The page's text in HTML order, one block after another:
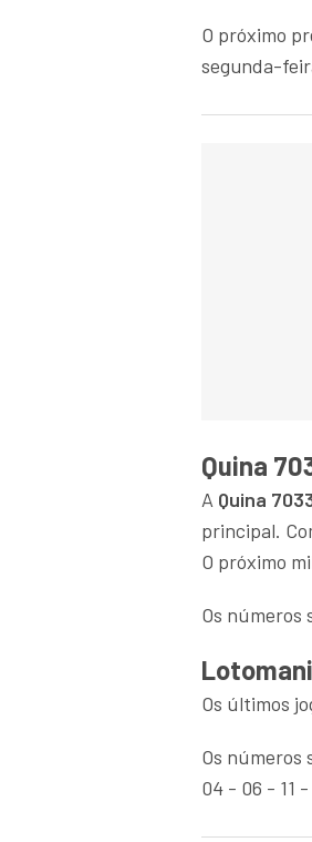
O próximo
segunda-
Quina
A Quina
principal.
O próximo
Os números
Os últimos
Os números
04 - 06 - 11